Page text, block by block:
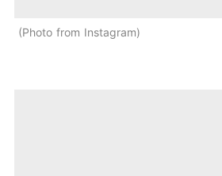
Photo from Instagram